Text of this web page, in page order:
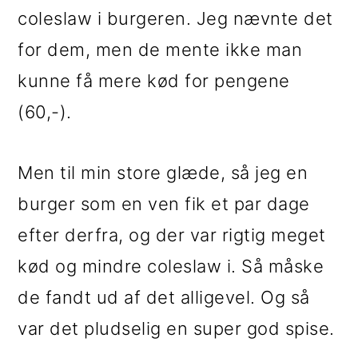
coleslaw i burgeren. Jeg nævnte det
for dem, men de mente ikke man
kunne få mere kød for pengene
(60,-).
Men til min store glæde, så jeg en
burger som en ven fik et par dage
efter derfra, og der var rigtig meget
kød og mindre coleslaw i. Så måske
de fandt ud af det alligevel. Og så
var det pludselig en super god spise.